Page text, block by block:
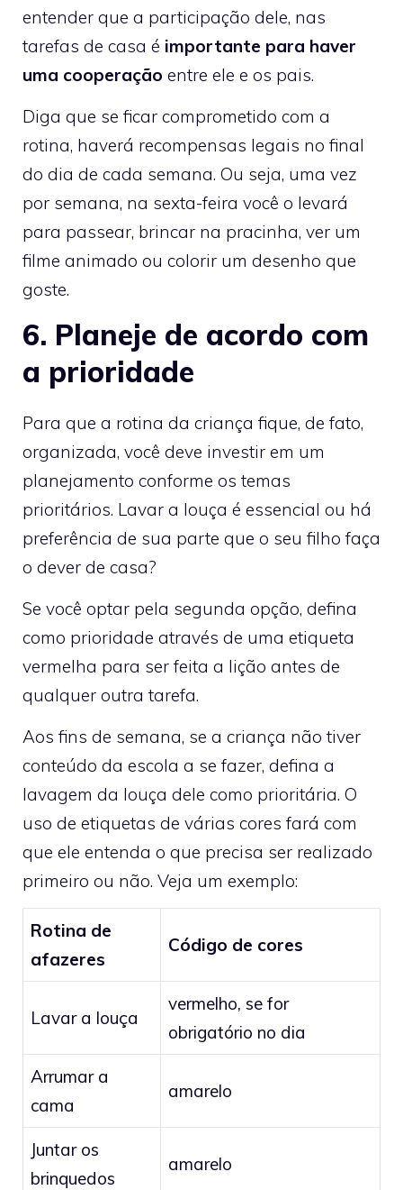
entender que a participação dele, nas
tarefas de casa é importante para haver
uma cooperação entre ele e os pais.
Diga que se ficar comprometido com a
rotina, haverá recompensas legais no final
do dia de cada semana. Ou seja, uma vez
por semana, na sexta-feira você o levará
para passear, brincar na pracinha, ver um
filme animado ou colorir um desenho que
goste.
6. Planeje de acordo com
a prioridade
Para que a rotina da criança fique, de fato,
organizada, você deve investir em um
planejamento conforme os temas
prioritários. Lavar a louça é essencial ou há
preferência de sua parte que o seu filho faça
o dever de casa?
Se você optar pela segunda opção, defina
como prioridade através de uma etiqueta
vermelha para ser feita a lição antes de
qualquer outra tarefa.
Aos fins de semana, se a criança não tiver
conteúdo da escola a se fazer, defina a
lavagem da louça dele como prioritária. O
uso de etiquetas de várias cores fará com
que ele entenda o que precisa ser realizado
primeiro ou não. Veja um exemplo:
Rotina de
afazeres
Código de cores
Lavar a louça
vermelho, se for
obrigatório no dia
Arrumar a
cama
amarelo
Juntar os
brinquedos
amarelo